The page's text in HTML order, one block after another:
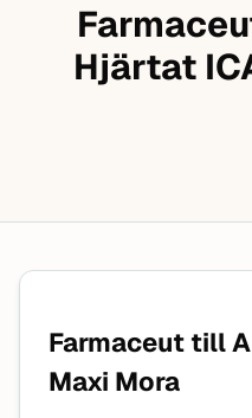
Hjärtat
Farmaceut till
Maxi Mora